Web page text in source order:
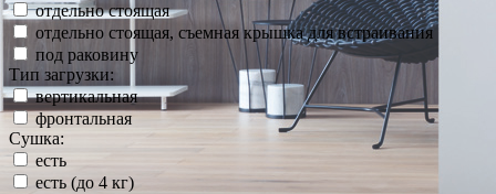
отдельно стоящая
отдельно стоящая, съемная крышка для встраивания
под раковину
Тип загрузки:
вертикальная
фронтальная
Сушка:
есть
есть (до 4 кг)